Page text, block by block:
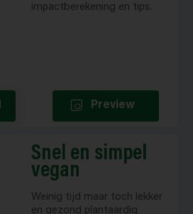
impactberekening en tips.
Preview
Snel en simpel
vegan
Weinig tijd maar toch lekker
en gezond plantaardig